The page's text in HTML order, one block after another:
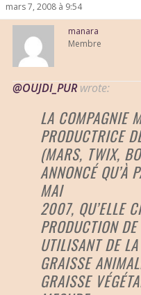
mars 7, 2008 à 9:54
manara
Membre
@OUJDI_PURwrote:
LA COMPAGNIE
PRODUCTRICE
(MARS, TWIX,
ANNONCÉ QU’À
MAI
2007, QU’ELLE
PRODUCTION
UTILISANT DE LA
GRAISSE
GRAISSE